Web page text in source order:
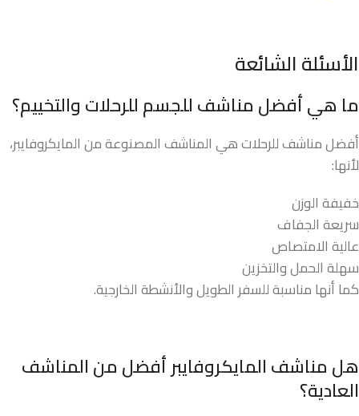
الأسئلة الشائعة
ما هي أفضل مناشف للجسم للرحلات والتخييم؟
أفضل مناشف للرحلات هي المناشف المصنوعة من المايكروفايبر،
لأنها:
خفيفة الوزن
سريعة الجفاف
عالية الامتصاص
سهلة الحمل والتخزين
كما أنها مناسبة للسفر الطويل والأنشطة الخارجية.
هل مناشف المايكروفايبر أفضل من المناشف
العادية؟